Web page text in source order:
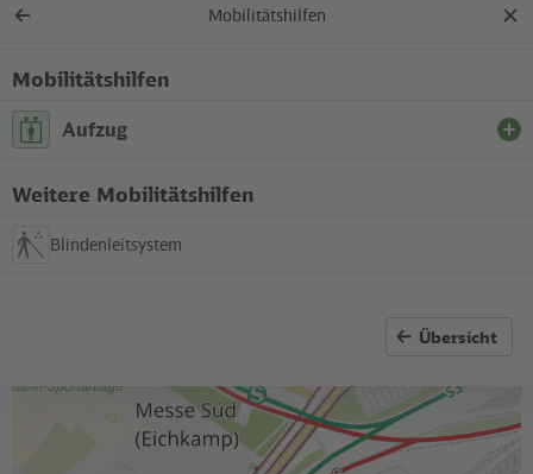
Zurück
Mobilitätshilfen
Mobilitätshilfen
Aufzug
Zwischen Fußgängerbrücke Jaffestraße / Waldschulallee und S-
In Betrieb
Weitere Mobilitätshilfen
Blindenleitsystem
Übersicht
Alle Bauarbeiten
Lage in der Stadt
–